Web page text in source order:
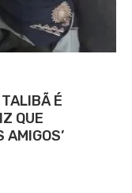
É
QUE
AMIGOS’